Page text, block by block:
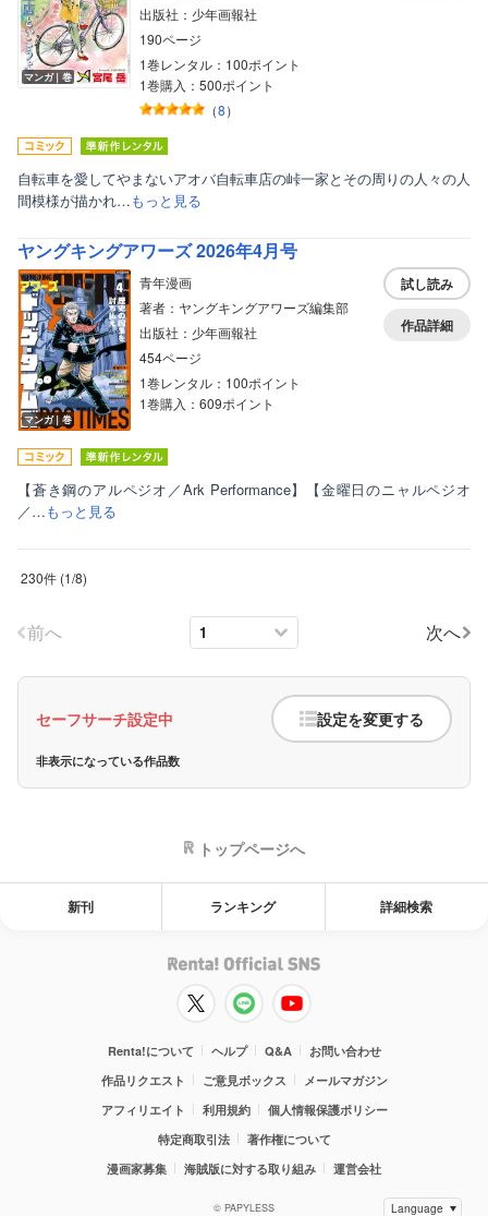
マンガ｜巻
出版社：少年画報社
190ページ
1巻レンタル：100ポイント
1巻購入：500ポイント
（8）
自転車を愛してやまないアオバ自転車店の峠一家とその周りの人々の人
間模様が描かれ…もっと見る
ヤングキングアワーズ 2026年4月号
マンガ｜巻
青年漫画
著者：ヤングキングアワーズ編集部
出版社：少年画報社
454ページ
1巻レンタル：100ポイント
1巻購入：609ポイント
試し読み
作品詳細
【蒼き鋼のアルペジオ／Ark Performance】【金曜日のニャルペジオ
／…もっと見る
230件 (1/8)
前へ 次へ
セーフサーチ設定中 設定を変更する
非表示になっている作品数
トップページへ
新刊 ランキング 詳細検索
Renta!について ヘルプ Q&A
お問い合わせ
作品リクエスト
ご意見ボックス
メールマガジン
アフィリエイト
利用規約
個人情報保護ポリシー
特定商取引法
著作権について
漫画家募集
海賊版に対する取り組み 運営会社
© PAPYLESS